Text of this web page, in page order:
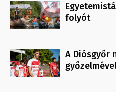
folyót
A Diósgyőr